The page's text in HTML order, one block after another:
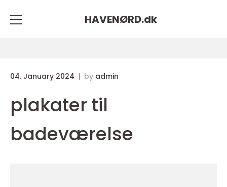
HAVENØRD.dk
04. January 2024 by admin
plakater til
badeværelse